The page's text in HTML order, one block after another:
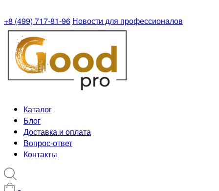
+8 (499) 717-81-96 Новости для профессионалов
Каталог
Блог
Доставка и оплата
Вопрос-ответ
Контакты